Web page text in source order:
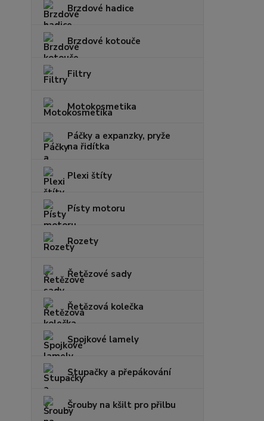
Brzdové hadice
Brzdové kotouče
Filtry
Motokosmetika
Páčky a expanzky, pryže
na řidítka
Plexi štíty
Písty motoru
Rozety
Řetězové sady
Řetězová kolečka
Spojkové lamely
Stupačky a přepákování
Šrouby na kšilt pro přilbu